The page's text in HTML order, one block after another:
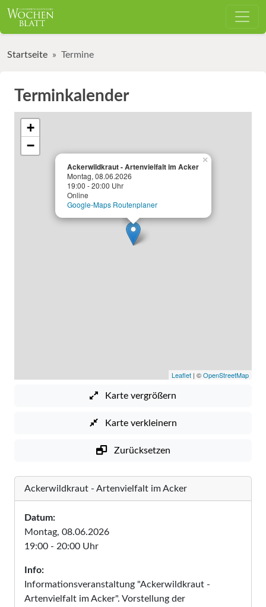
Startseite Termine
Terminkalender
Ackerwildkraut - Artenvielfalt im Acker
Montag, 08.06.2026
19:00 - 20:00 Uhr
Online
Google-Maps Routenplaner
×
+
−
Leaflet | ©OpenStreetMap
Karte vergrößern
Karte verkleinern
Zurücksetzen
Ackerwildkraut - Artenvielfalt im Acker
Datum:
Montag, 08.06.2026
19:00 - 20:00 Uhr
Info:
Informationsveranstaltung "Ackerwildkraut -
Artenvielfalt im Acker". Vorstellung der